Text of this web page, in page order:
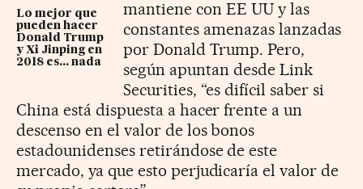
Lo mejor que
pueden hacer
Donald Trump
y Xi Jinping en
2018 es... nada
mantiene con EE UU y las
constantes amenazas lanzadas
por Donald Trump. Pero,
según apuntan desde Link
Securities, “es difícil saber si
China está dispuesta a hacer frente a un
descenso en el valor de los bonos
estadounidenses retirándose de este
mercado, ya que esto perjudicaría el valor de